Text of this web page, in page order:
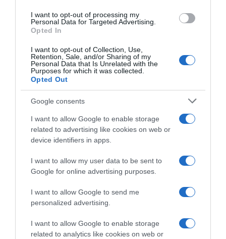
I want to opt-out of processing my
Personal Data for Targeted Advertising.
Opted In
I want to opt-out of Collection, Use,
Retention, Sale, and/or Sharing of my
Personal Data that Is Unrelated with the
Purposes for which it was collected.
Opted Out
Google consents
I want to allow Google to enable storage
related to advertising like cookies on web or
device identifiers in apps.
I want to allow my user data to be sent to
Google for online advertising purposes.
I want to allow Google to send me
personalized advertising.
I want to allow Google to enable storage
related to analytics like cookies on web or